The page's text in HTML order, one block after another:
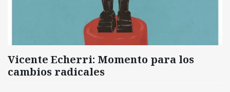
Vicente Echerri: Momento para los
cambios radicales